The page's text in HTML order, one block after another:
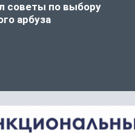
советы по выбору
арбуза